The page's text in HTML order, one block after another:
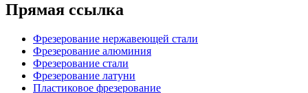
Прямая ссылка
Фрезерование нержавеющей стали
Фрезерование алюминия
Фрезерование стали
Фрезерование латуни
Пластиковое фрезерование